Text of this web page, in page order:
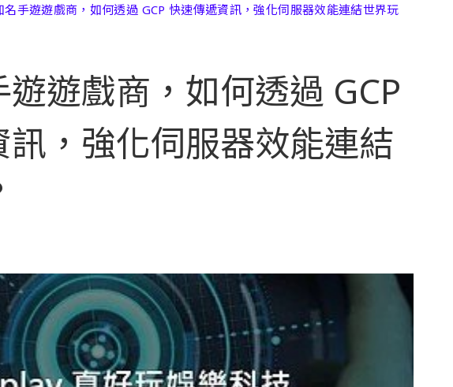
名手遊遊戲商，如何透過 GCP 快速傳遞資訊，強化伺服器效能連結世界玩
遊戲商，如何透過 GCP
，強化伺服器效能連結